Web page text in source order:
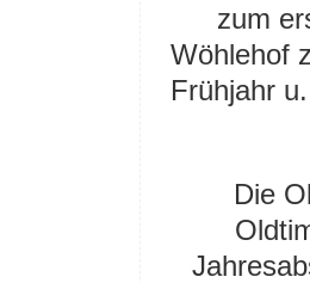
zum
Wöhlehof
Frühjahr
Die